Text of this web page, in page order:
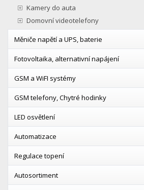
Kamery do auta
Domovní videotelefony
Měniče napětí a UPS, baterie
Fotovoltaika, alternativní napájení
GSM a WiFI systémy
GSM telefony, Chytré hodinky
LED osvětlení
Automatizace
Regulace topení
Autosortiment